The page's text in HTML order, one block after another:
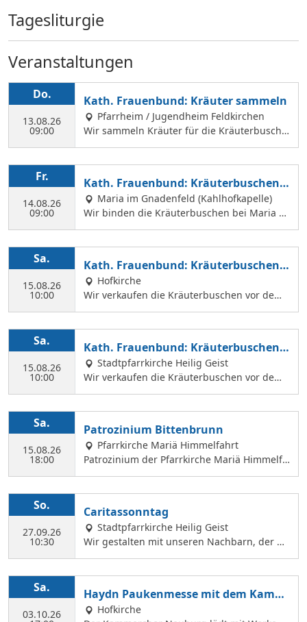
Tagesliturgie
Veranstaltungen
Do.
13.08.26
09:00
Kath. Frauenbund: Kräuter sammeln
Pfarrheim / Jugendheim Feldkirchen
Wir sammeln Kräuter für die Kräuterbusche
n, die wir am 14. August binden und an Mar
Margit Ettig am Jugendheim Feldkirchen.
Fr.
14.08.26
09:00
Kath. Frauenbund: Kräuterbuschen b
inden
Maria im Gnadenfeld (Kahlhofkapelle)
Wir binden die Kräuterbuschen bei Maria a
m Kahlhof. Wir brauchen viele Helferinnen z
der Hl. Geist Kirche Kräuterbuschen verkauf
en können.
Sa.
15.08.26
10:00
Kath. Frauenbund: Kräuterbuschen V
erkauf
Hofkirche
Wir verkaufen die Kräuterbuschen vor dem
Festgottesdienst in der Hofkirche.
Sa.
15.08.26
10:00
Kath. Frauenbund: Kräuterbuschen V
erkauf
Stadtpfarrkirche Heilig Geist
Wir verkaufen die Kräuterbuschen vor dem
Festgottesdienst in der Hl. Geist Kirche.
Sa.
15.08.26
18:00
Patrozinium Bittenbrunn
Pfarrkirche Mariä Himmelfahrt
Patrozinium der Pfarrkirche Mariä Himmelfa
hrt in Bittenbrunn Um 18:00 Uhr Festgottesd
Gestaltung durch den Kirchenchor Laetare, l
eckere Speisen, Fassbier und Weinbar. Kind
erprogramm Wir freuen uns auf dich!
So.
27.09.26
10:30
Caritassonntag
Stadtpfarrkirche Heilig Geist
Wir gestalten mit unseren Nachbarn, der Ca
ritasstation den Gottesdienst.
Sa.
03.10.26
Haydn Paukenmesse mit dem Kamm
erchor
Hofkirche